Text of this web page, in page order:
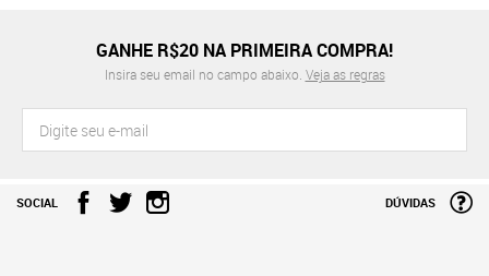
GANHE R$20 NA PRIMEIRA COMPRA!
Insira seu email no campo abaixo. Veja as regras
SOCIAL DÚVIDAS